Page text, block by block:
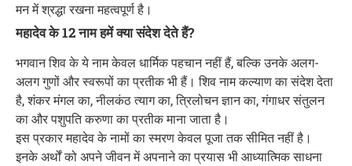
मन में श्रद्धा रखना महत्वपूर्ण है।
महादेव के 12 नाम हमें क्या संदेश देते हैं?
भगवान शिव के ये नाम केवल धार्मिक पहचान नहीं हैं, बल्कि उनके अलग-
अलग गुणों और स्वरूपों का प्रतीक भी हैं। शिव नाम कल्याण का संदेश देता
है, शंकर मंगल का, नीलकंठ त्याग का, त्रिलोचन ज्ञान का, गंगाधर संतुलन
का और पशुपति करुणा का प्रतीक माना जाता है।
इस प्रकार महादेव के नामों का स्मरण केवल पूजा तक सीमित नहीं है।
इनके अर्थों को अपने जीवन में अपनाने का प्रयास भी आध्यात्मिक साधना